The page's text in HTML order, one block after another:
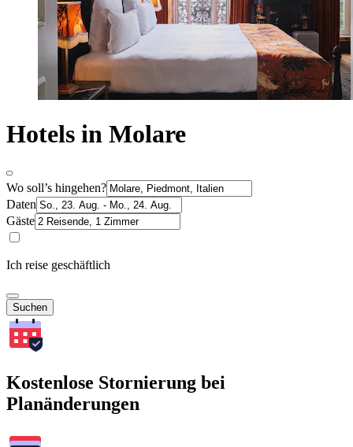
Hotels in Molare
Wo soll’s hingehen?
Daten
Gäste
Ich reise geschäftlich
Suchen
Kostenlose Stornierung bei
Planänderungen